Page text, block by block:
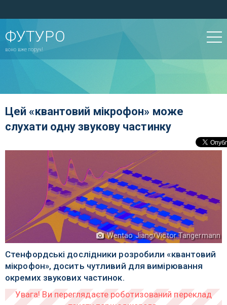
ФУТУРО
воно вже поруч!
Цей «квантовий мікрофон» може
слухати одну звукову частинку
Wentao Jiang/Victor Tangermann
Стенфордські дослідники розробили «квантовий
мікрофон», досить чутливий для вимірювання
окремих звукових частинок.